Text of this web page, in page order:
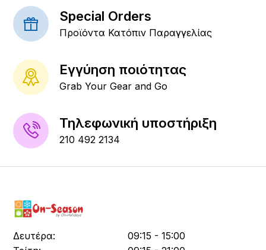
Special Orders
Προϊόντα Κατόπιν Παραγγελίας
Εγγύηση ποιότητας
Grab Your Gear and Go
Τηλεφωνική υποστήριξη
210 492 2134
Δευτέρα:
09:15 - 15:00